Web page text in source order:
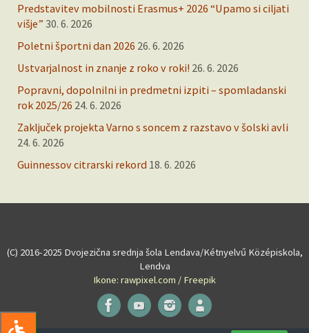
Predstavitev mobilnosti Erasmus+ 2026 “Upamo si ciljati
višje” 30. 6. 2026
Poletni športni dan 2026 26. 6. 2026
Ustvarjalnost in znanje z roko v roki! 26. 6. 2026
Popravni, dopolnilni in predmetni izpiti – spomladanski
rok 2025/26 24. 6. 2026
Zaključek projekta Varno s soncem z razstavo v šolski avli
24. 6. 2026
Guinnessov citrarski rekord 18. 6. 2026
(C) 2016-2025 Dvojezična srednja šola Lendava/Kétnyelvű Középiskola,
Lendva
Ikone: rawpixel.com / Freepik